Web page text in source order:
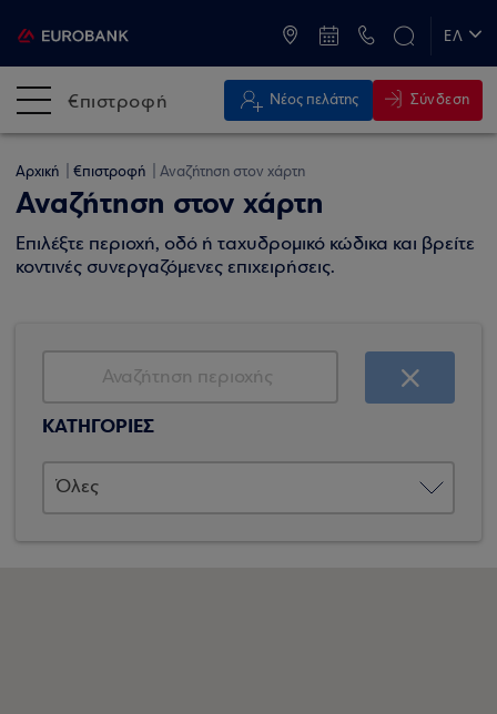
ΕΛ
€πιστροφή Νέος πελάτης Σύνδεση
Αρχική €πιστροφή Αναζήτηση στον χάρτη
Αναζήτηση στον χάρτη
Επιλέξτε περιοχή, οδό ή ταχυδρομικό κώδικα και βρείτε
κοντινές συνεργαζόμενες επιχειρήσεις.
ΚΑΤΗΓΟΡΙΕΣ